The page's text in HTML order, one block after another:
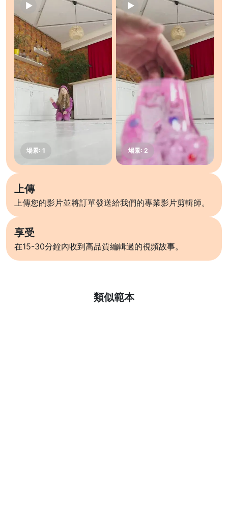
上傳
上傳您的影片並將訂單發送給我們的專業影片剪輯師。
享受
在15-30分鐘內收到高品質編輯過的視頻故事。
類似範本
了解更多